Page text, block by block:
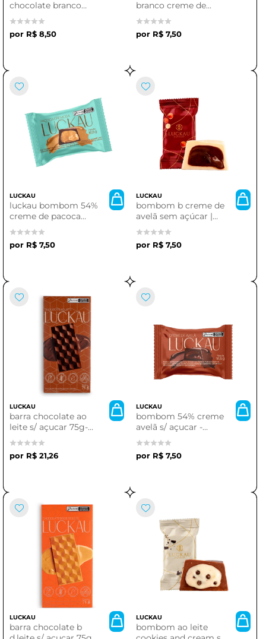
chocolate branco
doce leite 20g.
R$ 8,50
branco creme de
pacoca cremosa
R$ 7,50
LUCKAU
luckau bombom 54%
creme de pacoca
cremosa
R$ 7,50
LUCKAU
bombom b creme de
avelã sem açúcar |
luckau
R$ 7,50
LUCKAU
barra chocolate ao
leite s/ açucar 75g-
luckau.
R$ 21,26
LUCKAU
bombom 54% creme
avelã s/ açucar -
luckau.
R$ 7,50
LUCKAU
barra chocolate b
LUCKAU
bombom ao leite